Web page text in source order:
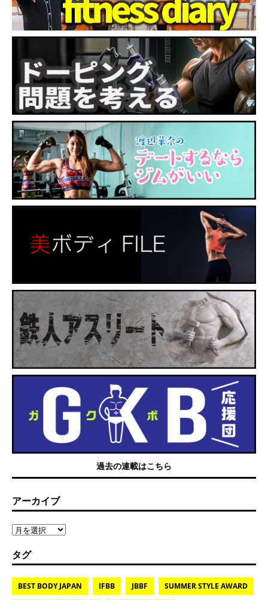
過去の連載はこちら
アーカイブ
タグ
BEST BODY JAPAN IFBB JBBF SUMMER STYLE AWARD